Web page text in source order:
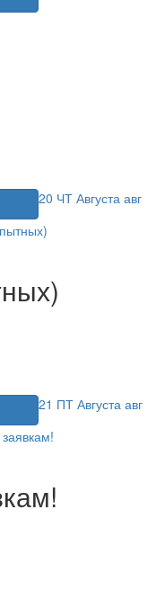
20 ЧТ Августа авг
21 ПТ Августа авг